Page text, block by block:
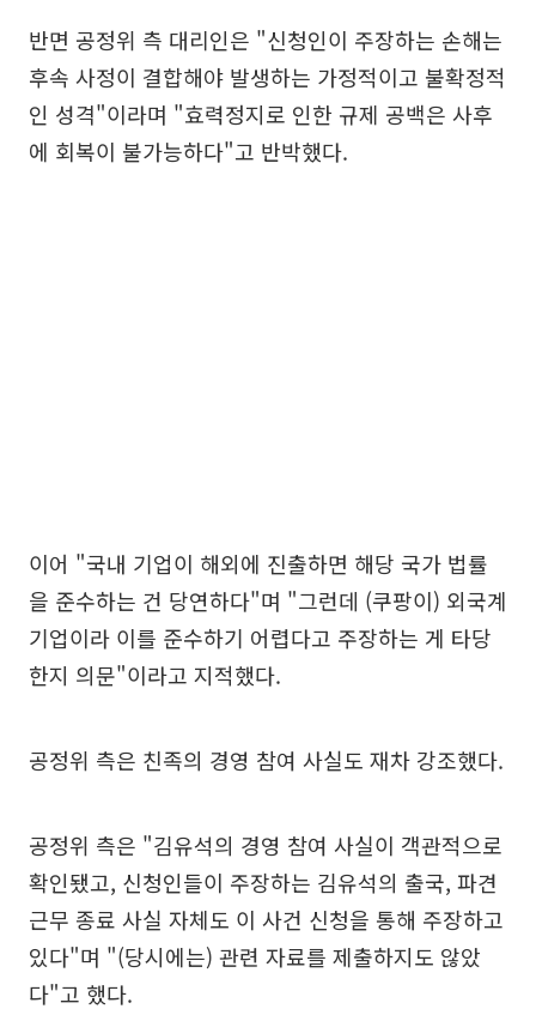
반면 공정위 측 대리인은 "신청인이 주장하는 손해는
후속 사정이 결합해야 발생하는 가정적이고 불확정적
인 성격"이라며 "효력정지로 인한 규제 공백은 사후
에 회복이 불가능하다"고 반박했다.
이어 "국내 기업이 해외에 진출하면 해당 국가 법률
을 준수하는 건 당연하다"며 "그런데 (쿠팡이) 외국계
기업이라 이를 준수하기 어렵다고 주장하는 게 타당
한지 의문"이라고 지적했다.
공정위 측은 친족의 경영 참여 사실도 재차 강조했다.
공정위 측은 "김유석의 경영 참여 사실이 객관적으로
확인됐고, 신청인들이 주장하는 김유석의 출국, 파견
근무 종료 사실 자체도 이 사건 신청을 통해 주장하고
있다"며 "(당시에는) 관련 자료를 제출하지도 않았
다"고 했다.